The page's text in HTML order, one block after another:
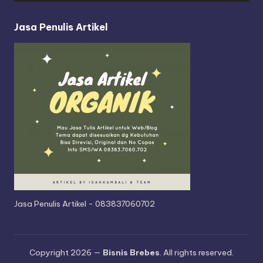
Jasa Penulis Artikel
Jasa Penulis Artikel - 083837060702
Copyright 2026 — Bisnis Brebes. All rights reserved.